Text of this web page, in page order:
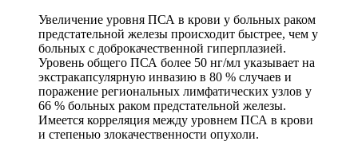
Увеличение уровня ПСА в крови у больных раком
предстательной железы происходит быстрее, чем у
больных с доброкачественной гиперплазией.
Уровень общего ПСА более 50 нг/мл указывает на
экстракапсулярную инвазию в 80 % случаев и
поражение региональных лимфатических узлов у
66 % больных раком предстательной железы.
Имеется корреляция между уровнем ПСА в крови
и степенью злокачественности опухоли.